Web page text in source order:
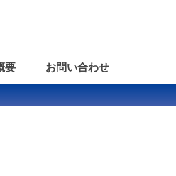
要 お問い合わせ